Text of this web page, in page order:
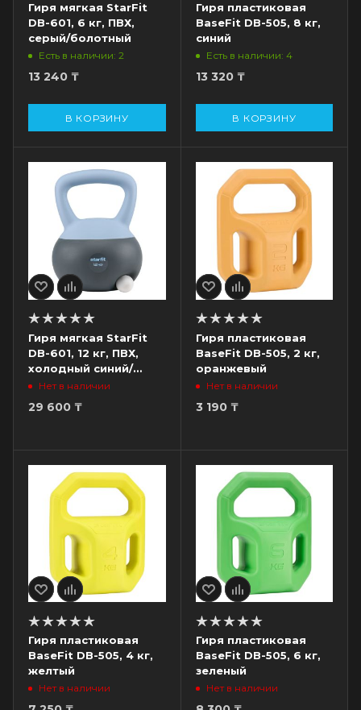
Гиря мягкая StarFit
DB-601, 6 кг, ПВХ,
серый/болотный
Есть в наличии: 2
13 240 ₸
В КОРЗИНУ
Гиря пластиковая
BaseFit DB-505, 8 кг,
синий
Есть в наличии: 4
13 320₸
В КОРЗИНУ
Гиря мягкая StarFit
DB-601, 12 кг, ПВХ,
холодный синий/
темно-серый
Нет в наличии
29 600 ₸
Гиря пластиковая
BaseFit DB-505, 2 кг,
оранжевый
Нет в наличии
3 190₸
Гиря пластиковая
BaseFit DB-505, 4 кг,
желтый
Нет в наличии
Гиря пластиковая
BaseFit DB-505, 6 кг,
зеленый
Нет в наличии